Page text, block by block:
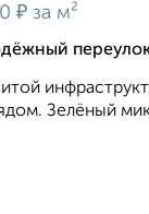
₽ за м²
Зелёный